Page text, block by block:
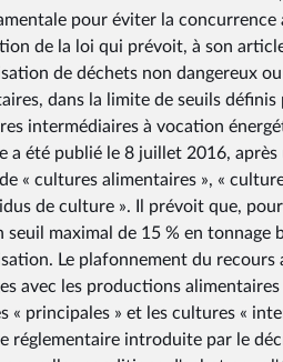
pour éviter la concurrence
de la loi qui prévoit, à son
de déchets non dangereux
dans la limite de seuils
intermédiaires à vocation
a été publié le 8 juillet 2016,
« cultures alimentaires », «
de culture ». Il prévoit que,
seuil maximal de 15 % en
Le plafonnement du
avec les productions
« principales » et les cultures «
réglementaire introduite par le